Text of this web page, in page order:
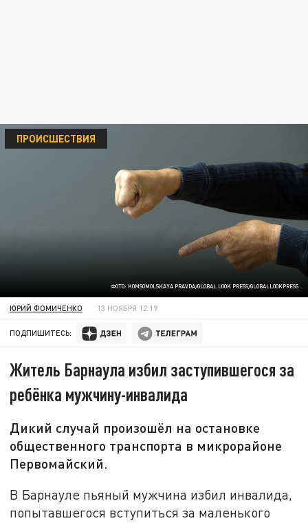
ФОТО: KOMSOMOLSKAYA PRAVDA/GLOBAL LOOK PRESS/GLOBALLOOKPRESS
ПРОИСШЕСТВИЯ
ЮРИЙ ФОМИЧЕНКО 13 НОЯБРЯ 12:19
ПОДПИШИТЕСЬ:
Житель Барнаула избил заступившегося за
ребёнка мужчину-инвалида
Дикий случай произошёл на остановке
общественного транспорта в микрорайоне
Первомайский.
В Барнауле пьяный мужчина избил инвалида,
попытавшегося вступиться за маленького